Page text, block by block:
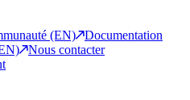
(EN)
Documentation
Nous contacter